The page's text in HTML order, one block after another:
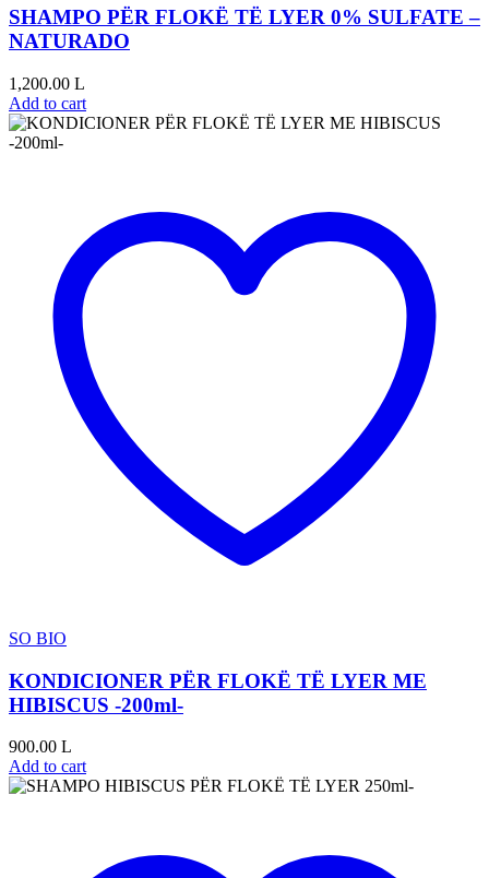
SHAMPO PËR FLOKË TË LYER 0% SULFATE –
NATURADO
1,200.00 L
Add to cart
SO BIO
KONDICIONER PËR FLOKË TË LYER ME
HIBISCUS -200ml-
900.00 L
Add to cart